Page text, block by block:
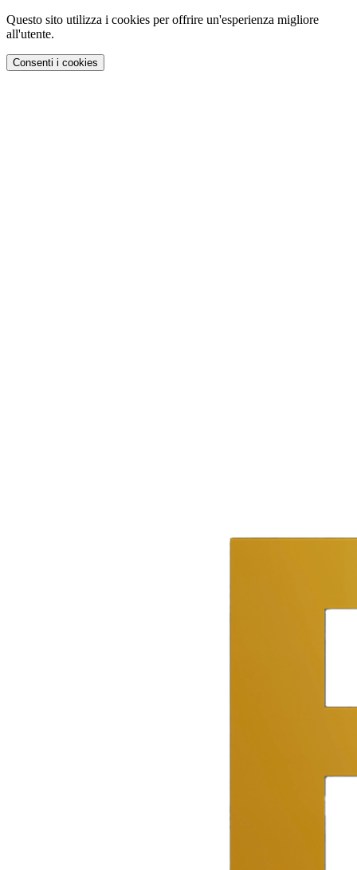
Questo sito utilizza i cookies per offrire un'esperienza migliore
all'utente.
Consenti i cookies